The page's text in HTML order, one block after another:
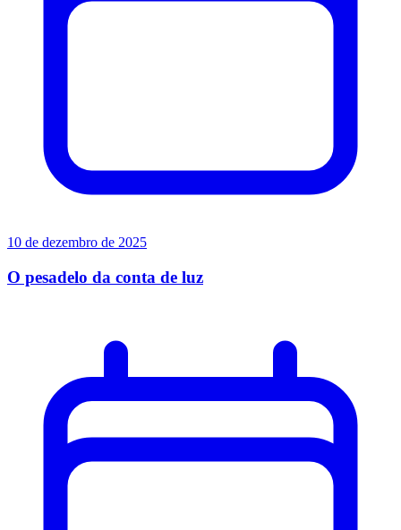
10 de dezembro de 2025
O pesadelo da conta de luz